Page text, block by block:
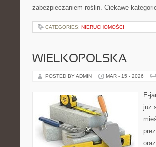
zabezpieczaniem roślin. Ciekawe
CATEGORIES: NIERUCHOMOŚCI
WIELKOPOLSKA
POSTED BY ADMIN MAR - 15 - 2026
E-
już